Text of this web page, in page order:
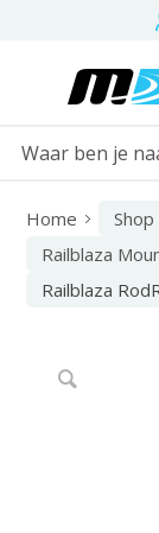
Home Shop
Railblaza
Railblaza